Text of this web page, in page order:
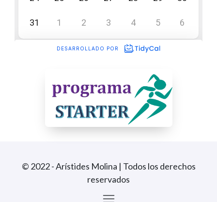
© 2022 - Arístides Molina | Todos los derechos
reservados